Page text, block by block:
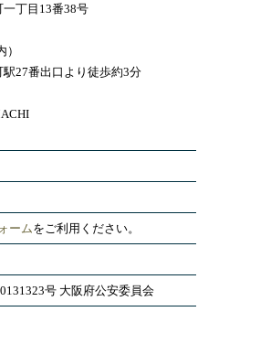
丁目13番38号
27番出口より徒歩約3分
ームをご利用ください。
号 大阪府公安委員会